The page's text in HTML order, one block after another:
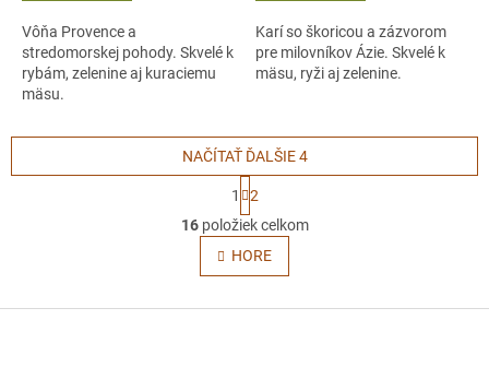
Vôňa Provence a
stredomorskej pohody. Skvelé k
rybám, zelenine aj kuraciemu
mäsu.
Karí so škoricou a zázvorom
pre milovníkov Ázie. Skvelé k
mäsu, ryži aj zelenine.
O
v
l
á
NAČÍTAŤ ĎALŠIE 4
t
r
á
n
k
v
1
2
16položiek celkom
HORE